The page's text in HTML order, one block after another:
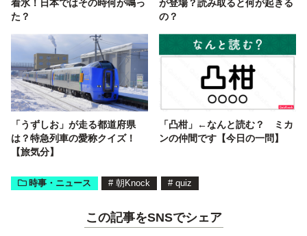
た？
の？
「うずしお」が走る都道府県
は？特急列車の愛称クイズ！
【旅気分】
「凸柑」←なんと読む？ ミカ
ンの仲間です【今日の一問】
時事・ニュース # 朝Knock # quiz
この記事をSNSでシェア